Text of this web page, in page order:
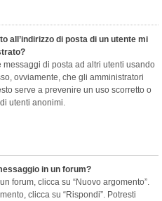
all’indirizzo di posta di un utente mi
di posta ad altri utenti usando
ovviamente, che gli amministratori
serve a prevenire un uso scorretto o
utenti anonimi.
in un forum?
forum, clicca su “Nuovo argomento”.
clicca su “Rispondi”. Potresti